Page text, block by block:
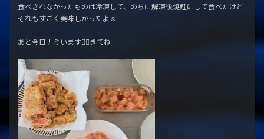
食べきれなかったものは冷凍して、のちに解凍後焼鮭にして食べたけど
それもすごく美味しかったよ☺️
あと今日ナミいます🙋‍♀️きてね